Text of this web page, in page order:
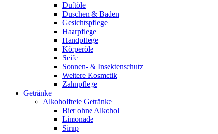
Duftöle
Duschen & Baden
Gesichtspflege
Haarpflege
Handpflege
Körperöle
Seife
Sonnen- & Insektenschutz
Weitere Kosmetik
Zahnpflege
Getränke
Alkoholfreie Getränke
Bier ohne Alkohol
Limonade
Sirup